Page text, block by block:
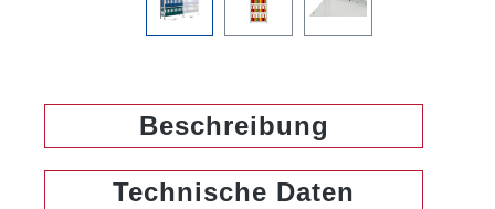
Beschreibung
Technische Daten